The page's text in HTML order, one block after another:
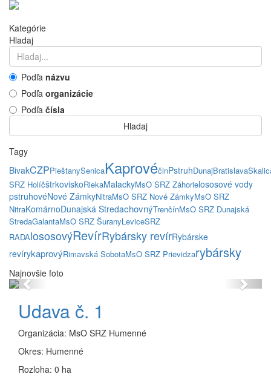
Kategórie
Hladaj
Podľa názvu
Podľa organizácie
Podľa čísla
Hladaj
Tagy
BivakCZPPieštanySenicaKaprovéčlnPstruhDunajBratislava
SRZ HolíčštrkoviskoRiekaMalackyMsO SRZ Záhorielososové vody
pstruhovéNové ZámkyNitraMsO SRZ Nové ZámkyMsO SRZ
NitraKomárnoDunajská StredachovnýTrenčínMsO SRZ Dunajská
StredaGalantaMsO SRZ ŠuranyLeviceSRZ
RADAlososovýRevírRybársky revírRybárske
revírykaprovýRimavská SobotaMsO SRZ Prievidzarybársky
Najnovšie foto
Previous Next
Udava č. 1
Organizácia: MsO SRZ Humenné
Okres: Humenné
Rozloha: 0 ha